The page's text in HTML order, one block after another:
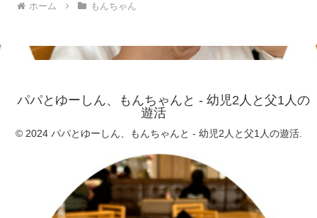
ホーム もんちゃん
パパとゆーしん、もんちゃんと - 幼児2人と父1人の
遊活
© 2024 パパとゆーしん、もんちゃんと - 幼児2人と父1人の遊活.